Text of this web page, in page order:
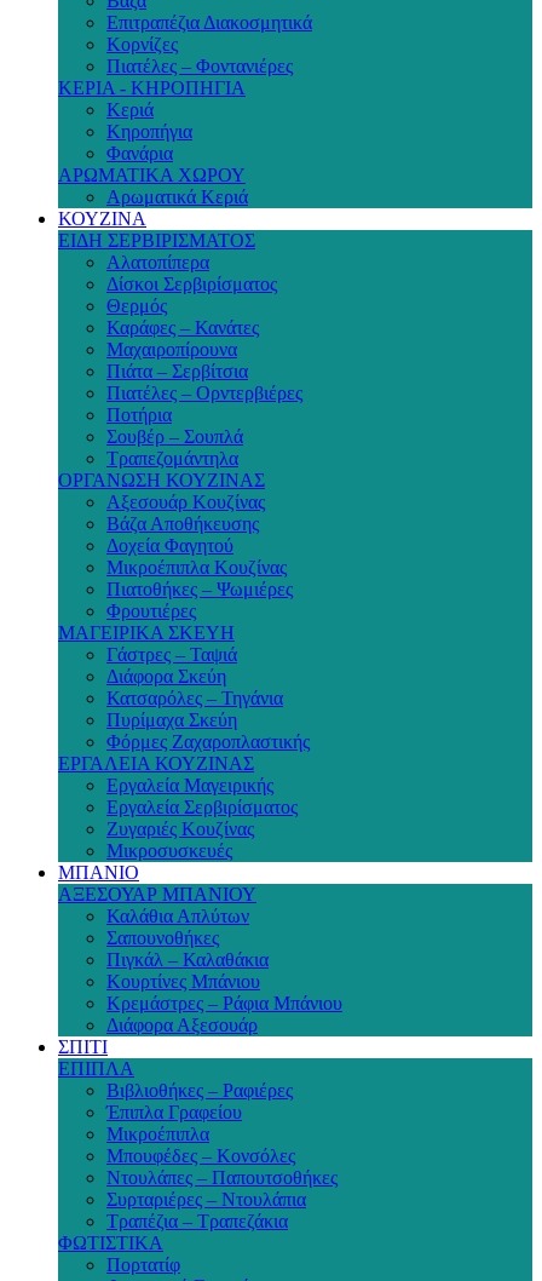
Επιτραπέζια Διακοσμητικά
Κορνίζες
Πιατέλες – Φοντανιέρες
ΚΕΡΙΑ - ΚΗΡΟΠΗΓΙΑ
Κεριά
Κηροπήγια
Φανάρια
ΑΡΩΜΑΤΙΚΑ ΧΩΡΟΥ
Αρωματικά Κεριά
ΚΟΥΖΙΝΑ
ΕΙΔΗ ΣΕΡΒΙΡΙΣΜΑΤΟΣ
Αλατοπίπερα
Δίσκοι Σερβιρίσματος
Θερμός
Καράφες – Κανάτες
Μαχαιροπίρουνα
Πιάτα – Σερβίτσια
Πιατέλες – Ορντερβιέρες
Ποτήρια
Σουβέρ – Σουπλά
Τραπεζομάντηλα
ΟΡΓΑΝΩΣΗ ΚΟΥΖΙΝΑΣ
Αξεσουάρ Κουζίνας
Βάζα Αποθήκευσης
Δοχεία Φαγητού
Μικροέπιπλα Κουζίνας
Πιατοθήκες – Ψωμιέρες
Φρουτιέρες
ΜΑΓΕΙΡΙΚΑ ΣΚΕΥΗ
Γάστρες – Ταψιά
Διάφορα Σκεύη
Κατσαρόλες – Τηγάνια
Πυρίμαχα Σκεύη
Φόρμες Ζαχαροπλαστικής
ΕΡΓΑΛΕΙΑ ΚΟΥΖΙΝΑΣ
Εργαλεία Μαγειρικής
Εργαλεία Σερβιρίσματος
Ζυγαριές Κουζίνας
Μικροσυσκευές
ΜΠΑΝΙΟ
ΑΞΕΣΟΥΑΡ ΜΠΑΝΙΟΥ
Καλάθια Απλύτων
Σαπουνοθήκες
Πιγκάλ – Καλαθάκια
Κουρτίνες Μπάνιου
Κρεμάστρες – Ράφια Μπάνιου
Διάφορα Αξεσουάρ
ΣΠΙΤΙ
ΕΠΙΠΛΑ
Βιβλιοθήκες – Ραφιέρες
Έπιπλα Γραφείου
Μικροέπιπλα
Μπουφέδες – Κονσόλες
Ντουλάπες – Παπουτσοθήκες
Συρταριέρες – Ντουλάπια
Τραπέζια – Τραπεζάκια
ΦΩΤΙΣΤΙΚΑ
Πορτατίφ